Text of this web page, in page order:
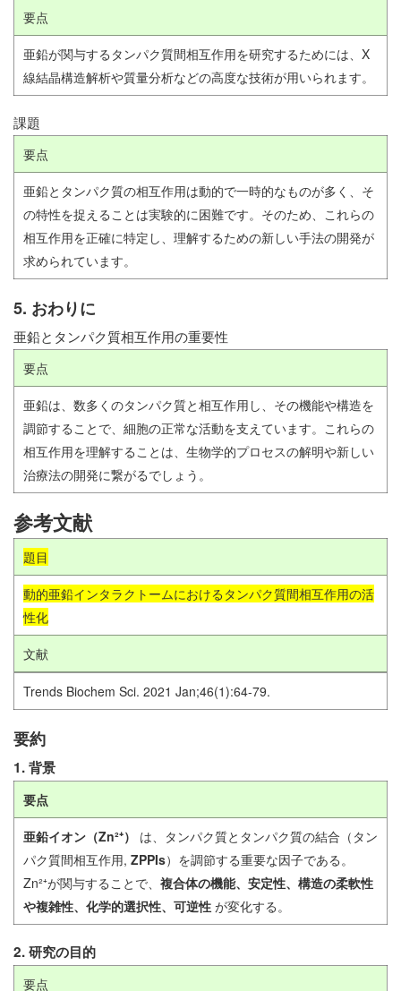
要点
亜鉛が関与するタンパク質間相互作用を研究するためには、X
線結晶構造解析や質量分析などの高度な技術が用いられます。
課題
要点
亜鉛とタンパク質の相互作用は動的で一時的なものが多く、そ
の特性を捉えることは実験的に困難です。そのため、これらの
相互作用を正確に特定し、理解するための新しい手法の開発が
求められています。
5. おわりに
亜鉛とタンパク質相互作用の重要性
要点
亜鉛は、数多くのタンパク質と相互作用し、その機能や構造を
調節することで、細胞の正常な活動を支えています。これらの
相互作用を理解することは、生物学的プロセスの解明や新しい
治療法の開発に繋がるでしょう。
参考文献
題目
動的亜鉛インタラク トームにおけるタンパク質間相互作用の活
性化
文献
Trends Biochem Sci. 2021 Jan;46(1):64-79.
要約
1. 背景
要点
亜鉛イオン（Zn²⁺）
は、タンパク質とタンパク質の結合（タン
パク質間相互作用, ZPPIs）を調節する重要な因子である。
Zn²⁺が関与することで、 複合体の機能、安定性、構造の柔軟性
や複雑性、化学的選択性、可逆性 が変化する。
2. 研究の目的
要点